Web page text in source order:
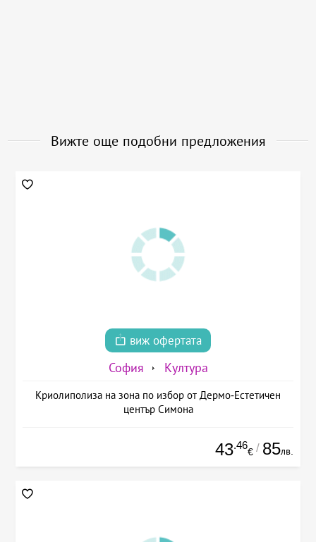
Вижте още подобни предложения
виж офертата
София Култура
Криолиполиза на зона по избор от Дермо-Естетичен
център Симона
43.46
€ / 85лв.